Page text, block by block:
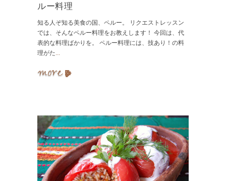
ルー料理
知る人ぞ知る美食の国、ペルー。 リクエストレッスン
では、そんなペルー料理をお教えします！ 今回は、代
表的な料理ばかりを。 ペルー料理には、技あり！の料
理がた...